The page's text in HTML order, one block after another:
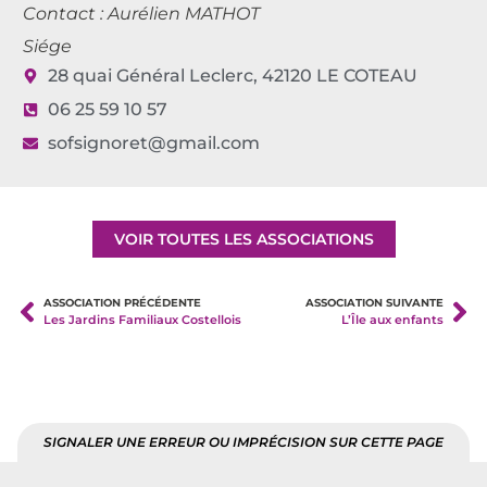
Contact : Aurélien MATHOT
Siége
28 quai Général Leclerc, 42120 LE COTEAU
06 25 59 10 57
sofsignoret@gmail.com
VOIR TOUTES LES ASSOCIATIONS
ASSOCIATION PRÉCÉDENTE
Les Jardins Familiaux Costellois
ASSOCIATION SUIVANTE
L’Île aux enfants
SIGNALER UNE ERREUR OU IMPRÉCISION SUR CETTE PAGE